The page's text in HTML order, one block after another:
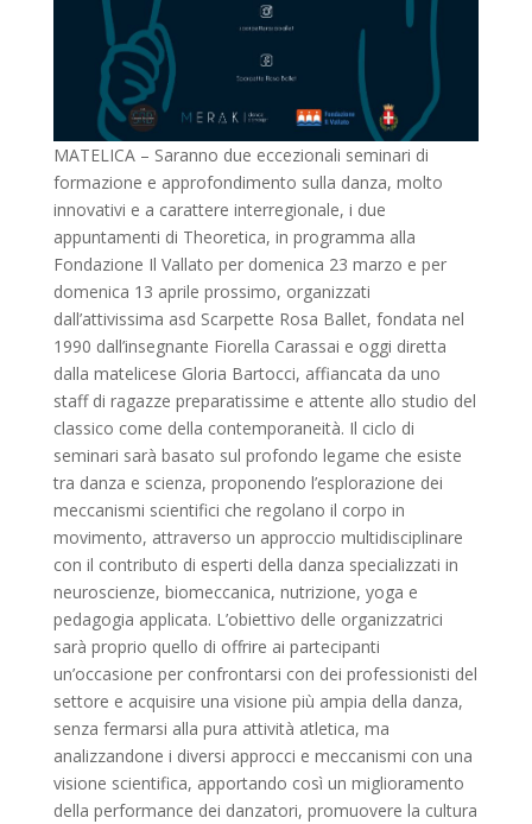
MATELICA – Saranno due eccezionali seminari di
formazione e approfondimento sulla danza, molto
innovativi e a carattere interregionale, i due
appuntamenti di Theoretica, in programma alla
Fondazione Il Vallato per domenica 23 marzo e per
domenica 13 aprile prossimo, organizzati
dall’attivissima asd Scarpette Rosa Ballet, fondata nel
1990 dall’insegnante Fiorella Carassai e oggi diretta
dalla matelicese Gloria Bartocci, affiancata da uno
staff di ragazze preparatissime e attente allo studio del
classico come della contemporaneità. Il ciclo di
seminari sarà basato sul profondo legame che esiste
tra danza e scienza, proponendo l’esplorazione dei
meccanismi scientifici che regolano il corpo in
movimento, attraverso un approccio multidisciplinare
con il contributo di esperti della danza specializzati in
neuroscienze, biomeccanica, nutrizione, yoga e
pedagogia applicata. L’obiettivo delle organizzatrici
sarà proprio quello di offrire ai partecipanti
un’occasione per confrontarsi con dei professionisti del
settore e acquisire una visione più ampia della danza,
senza fermarsi alla pura attività atletica, ma
analizzandone i diversi approcci e meccanismi con una
visione scientifica, apportando così un miglioramento
della performance dei danzatori, promuovere la cultura